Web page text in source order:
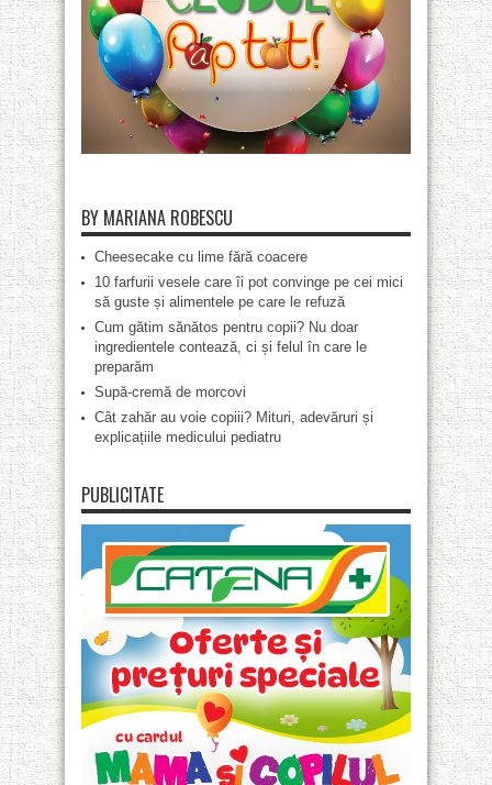
BY MARIANA ROBESCU
Cheesecake cu lime fără coacere
10 farfurii vesele care îi pot convinge pe cei mici
să guste și alimentele pe care le refuză
Cum gătim sănătos pentru copii? Nu doar
ingredientele contează, ci și felul în care le
preparăm
Supă-cremă de morcovi
Cât zahăr au voie copiii? Mituri, adevăruri și
explicațiile medicului pediatru
PUBLICITATE